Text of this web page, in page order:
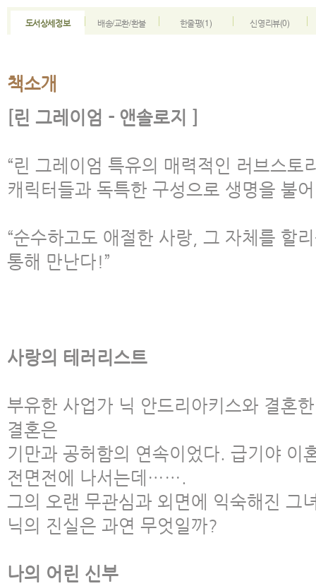
도서상세정보 배송/교환/환불 한줄평(1) 신영리뷰(0)
책소개
[린 그레이엄 - 앤솔로지 ]
“린 그레이엄 특유의 매력적인 러브스토
캐릭터들과 독특한 구성으로 생명을 불
“순수하고도 애절한 사랑, 그 자체를 할
통해 만난다!”
사랑의 테러리스트
부유한 사업가 닉 안드리아키스와 결혼
결혼은
기만과 공허함의 연속이었다. 급기야 이
전면전에 나서는데…….
그의 오랜 무관심과 외면에 익숙해진 그
닉의 진실은 과연 무엇일까?
나의 어린 신부